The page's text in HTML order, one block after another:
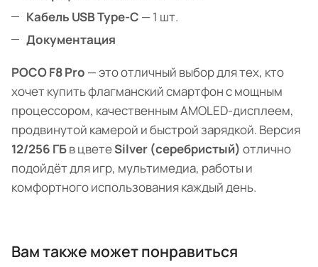
Кабель USB Type-C — 1 шт.
Документация
POCO F8 Pro — это отличный выбор для тех, кто
хочет купить флагманский смартфон с мощным
процессором, качественным AMOLED-дисплеем,
продвинутой камерой и быстрой зарядкой. Версия
12/256 ГБв цветеSilver (серебристый) отлично
подойдёт для игр, мультимедиа, работы и
комфортного использования каждый день.
Вам также может понравиться